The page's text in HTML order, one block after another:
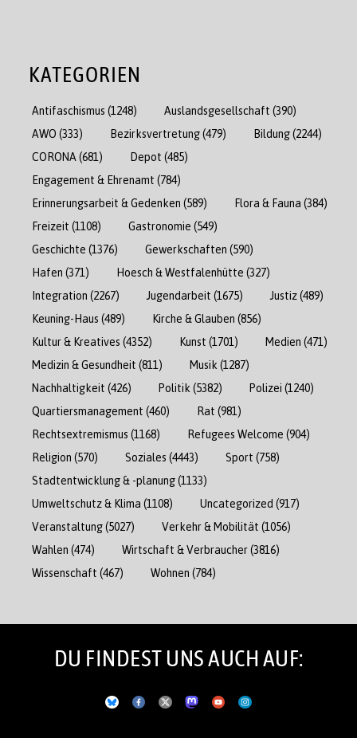
KATEGORIEN
Antifaschismus (1248) Auslandsgesellschaft (390)
AWO (333) Bezirksvertretung(479) Bildung(2244)
CORONA (681) Depot (485)
Engagement & Ehrenamt (784)
Erinnerungsarbeit & Gedenken (589) Flora & Fauna (384)
Freizeit (1108) Gastronomie (549)
Geschichte (1376) Gewerkschaften (590)
Hafen (371) Hoesch & Westfalenhütte (327)
Integration (2267) Jugendarbeit (1675) Justiz(489)
Keuning-Haus (489) Kirche & Glauben (856)
Kultur & Kreatives (4352) Kunst (1701) Medien (471)
Medizin & Gesundheit (811) Musik (1287)
Nachhaltigkeit (426) Politik (5382) Polizei (1240)
Quartiersmanagement (460) Rat (981)
Rechtsextremismus (1168) Refugees Welcome (904)
Religion (570) Soziales (4443) Sport (758)
Stadtentwicklung & -planung(1133)
Umweltschutz & Klima (1108) Uncategorized (917)
Veranstaltung(5027) Verkehr & Mobilität (1056)
Wahlen (474) Wirtschaft & Verbraucher(3816)
Wissenschaft (467) Wohnen (784)
DU FINDEST UNS AUCH AUF: